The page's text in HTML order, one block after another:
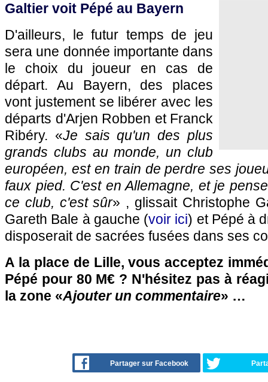
Galtier voit Pépé au Bayern
D'ailleurs, le futur temps de jeu
sera une donnée importante dans
le choix du joueur en cas de
départ. Au Bayern, des places
vont justement se libérer avec les
départs d'Arjen Robben et Franck
Ribéry. «Je sais qu'un des plus
grands clubs au monde, un club
européen, est en train de perdre ses
faux pied. C'est en Allemagne, et je
ce club, c'est sûr» , glissait Christophe
Gareth Bale à gauche (voir ici) et Pépé à
disposerait de sacrées fusées dans ses
A la place de Lille, vous acceptez
Pépé pour 80 M€ ? N'hésitez pas à
la zone «Ajouter un commentaire» …
Partager sur Facebook